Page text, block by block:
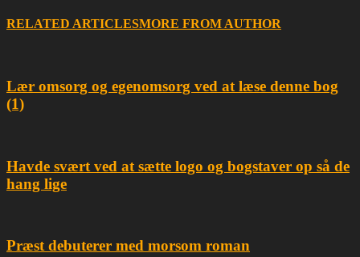
RELATED ARTICLESMORE FROM AUTHOR
Lær omsorg og egenomsorg ved at læse denne bog
(1)
Havde svært ved at sætte logo og bogstaver op så de
hang lige
Præst debuterer med morsom roman